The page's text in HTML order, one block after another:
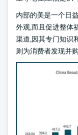
内部的美是一个日
外观,而且促进整体
渠道,因其专门知识
则为消费者发现并